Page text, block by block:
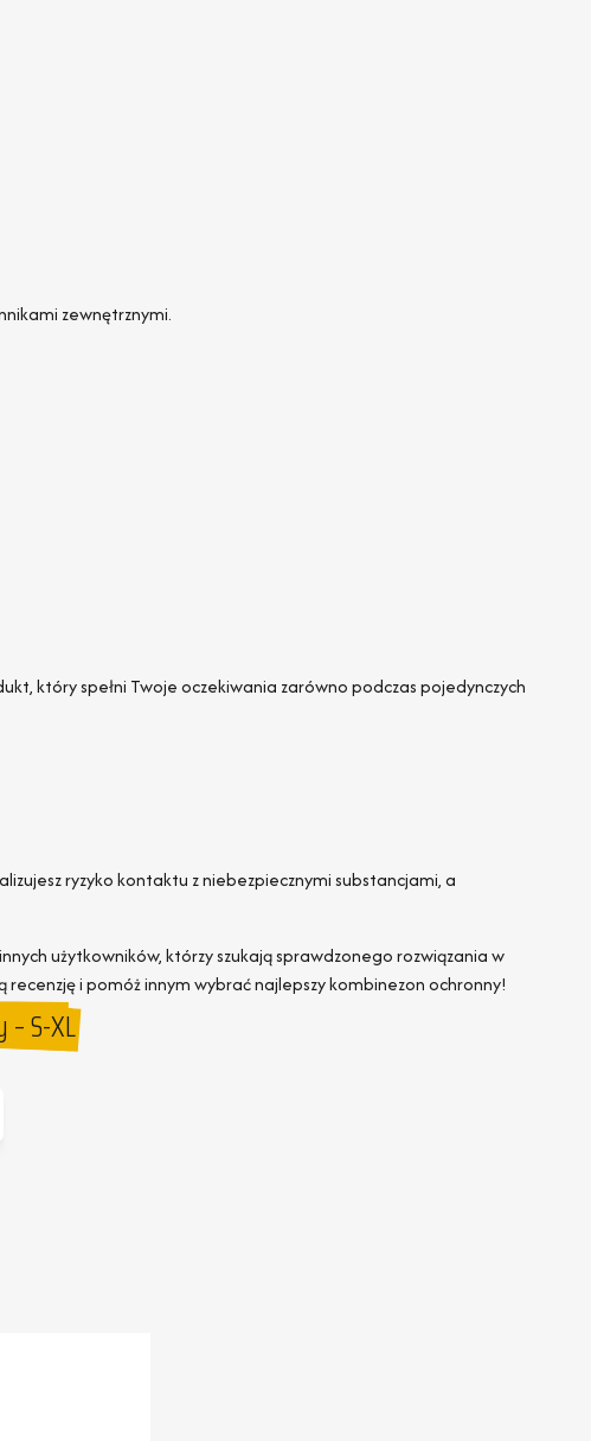
zewnętrznymi.
który spełni Twoje oczekiwania zarówno podczas pojedynczych
ryzyko kontaktu z niebezpiecznymi substancjami, a
użytkowników, którzy szukają sprawdzonego rozwiązania w
i pomóż innym wybrać najlepszy kombinezon ochronny!
– S-XL